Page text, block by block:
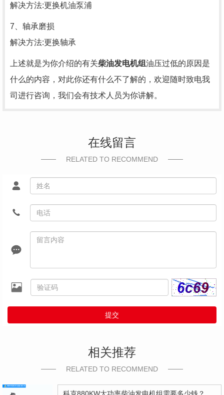
解决方法:更换机油泵浦
7、轴承磨损
解决方法:更换轴承
上述就是为你介绍的有关柴油发电机组油压过低的原因是
什么的内容，对此你还有什么不了解的，欢迎随时致电我
司进行咨询，我们会有技术人员为你讲解。
在线留言
RELATED TO RECOMMEND
提交
相关推荐
RELATED TO RECOMMEND
科克880KW大功率柴油发电机组需要多少钱？